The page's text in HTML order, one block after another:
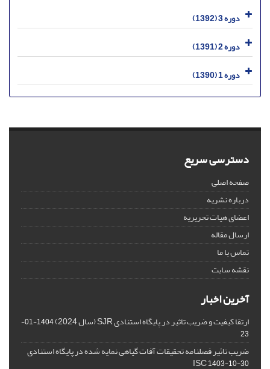
دوره 3 (1392)
دوره 2 (1391)
دوره 1 (1390)
دسترسی سریع
صفحه اصلی
درباره نشریه
اعضای هیات تحریریه
ارسال مقاله
تماس با ما
نقشه سایت
آخرین اخبار
ارتقا کیفیت و ضریب تاثیر در پایگاه استنادی SJR (سال 2024)
1404-01-
23
ضریب تاثیر فصلنامه تحقیقات آفات گیاهی نمایه شده در پایگاه استنادی
ISC1403-10-30